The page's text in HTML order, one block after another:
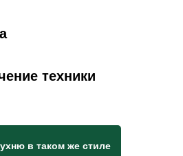
техники
в таком же стиле